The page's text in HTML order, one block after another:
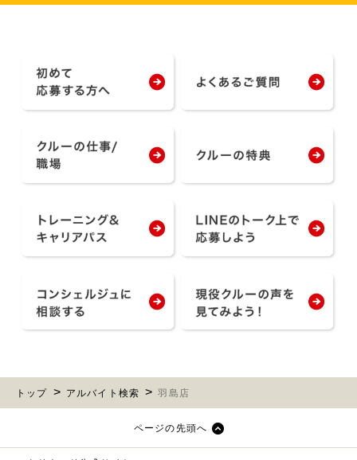
トップ アルバイト検索 羽島店
ページの先頭へ